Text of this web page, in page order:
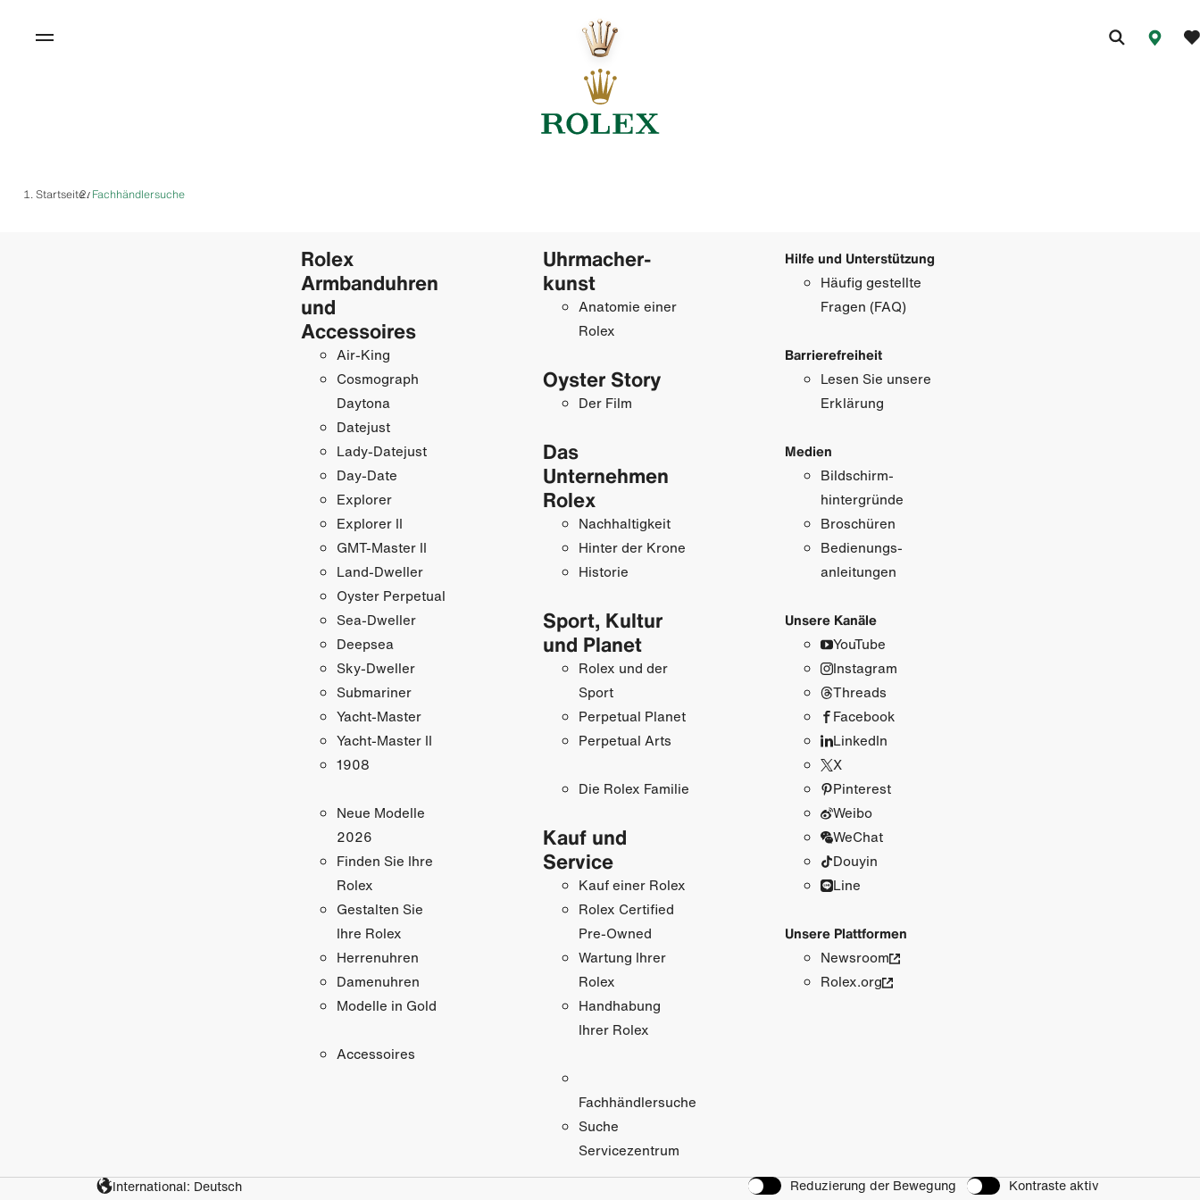
Startseite/ Fachhändlersuche
Rolex
Armbanduhren
und
Accessoires
Air-King
Cosmograph
Daytona
Datejust
Lady-Datejust
Day-Date
Explorer
Explorer II
GMT-Master II
Land-Dweller
Oyster Perpetual
Sea-Dweller
Deepsea
Sky-Dweller
Submariner
Yacht-Master
Yacht-Master II
1908
Neue Modelle
2026
Finden Sie Ihre
Rolex
Gestalten Sie
Ihre Rolex
Herrenuhren
Damenuhren
Modelle in Gold
Accessoires
Uhrmacher­
kunst
Anatomie einer
Rolex
Oyster Story
Der Film
Das
Unternehmen
Rolex
Nachhaltigkeit
Hinter der Krone
Historie
Sport, Kultur
und Planet
Rolex und der
Sport
Perpetual Planet
Perpetual Arts
Die Rolex Familie
Kauf und
Service
Kauf einer Rolex
Rolex Certified
Pre-Owned
Wartung Ihrer
Rolex
Handhabung
Ihrer Rolex
Fachhändlersuche
Suche
Servicezentrum
Hilfe und Unterstützung
Häufig gestellte
Fragen (FAQ)
Barrierefreiheit
Lesen Sie unsere
Erklärung
Medien
Bildschirm­
hintergründe
Broschüren
Bedienungs­
anleitungen
Unsere Kanäle
YouTube
Instagram
Threads
Facebook
LinkedIn
X
Pinterest
Weibo
WeChat
Douyin
Line
Unsere Plattformen
Newsroom
Rolex.org
International: Deutsch Reduzierung der Bewegung Kontraste aktiv